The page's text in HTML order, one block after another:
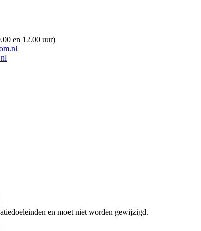
en 12.00 uur)
en moet niet worden gewijzigd.